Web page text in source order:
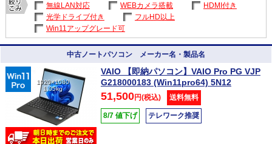
無線LAN対応
WEBカメラ搭載
HDMI付き
光学ドライブ付き
フルHD以上
Win11アップグレード可
中古ノートパソコン メーカー名・製品名
1920×1080
1.05kg
VAIO 【即納パソコン】VAIO Pro PG VJP
G218000183 (Win11pro64) 5N12
51,500円(税込) 送料無料
8/7 値下げ テレワーク推奨